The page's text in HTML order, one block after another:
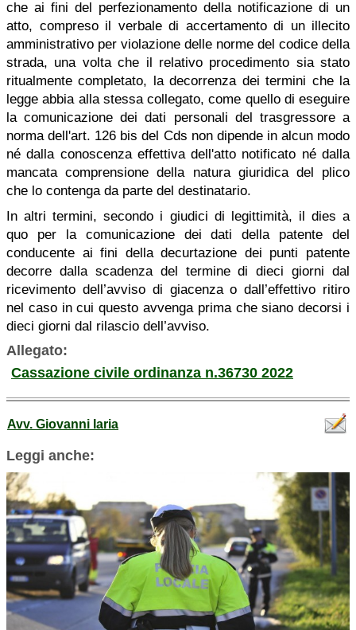
che ai fini del perfezionamento della notificazione di un
atto, compreso il verbale di accertamento di un illecito
amministrativo per violazione delle norme del codice della
strada, una volta che il relativo procedimento sia stato
ritualmente completato, la decorrenza dei termini che la
legge abbia alla stessa collegato, come quello di eseguire
la comunicazione dei dati personali del trasgressore a
norma dell'art. 126 bis del Cds non dipende in alcun modo
né dalla conoscenza effettiva dell'atto notificato né dalla
mancata comprensione della natura giuridica del plico
che lo contenga da parte del destinatario.
In altri termini, secondo i giudici di legittimità, il dies a
quo per la comunicazione dei dati della patente del
conducente ai fini della decurtazione dei punti patente
decorre dalla scadenza del termine di dieci giorni dal
ricevimento dell’avviso di giacenza o dall’effettivo ritiro
nel caso in cui questo avvenga prima che siano decorsi i
dieci giorni dal rilascio dell’avviso.
Allegato:
Cassazione civile ordinanza n.36730 2022
Avv. Giovanni Iaria
Leggi anche: